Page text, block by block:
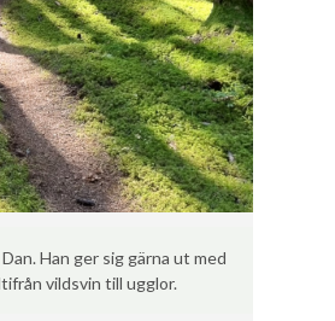
Han ger sig gärna ut med
vildsvin till ugglor.